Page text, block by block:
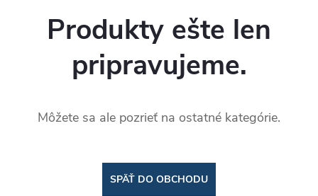
Produkty ešte len
pripravujeme.
Môžete sa ale pozrieť na ostatné kategórie.
SPÄŤ DO OBCHODU